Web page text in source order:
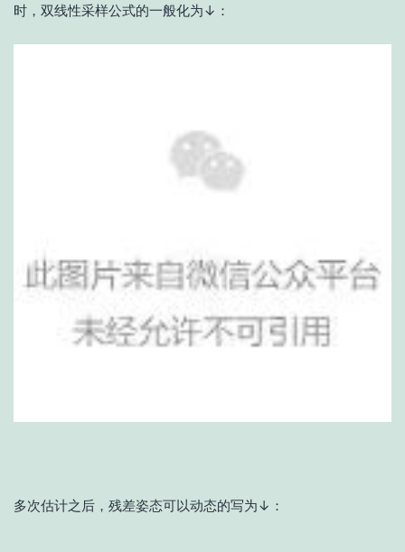
时，双线性采样公式的一般化为↓：
多次估计之后，残差姿态可以动态的写为↓：